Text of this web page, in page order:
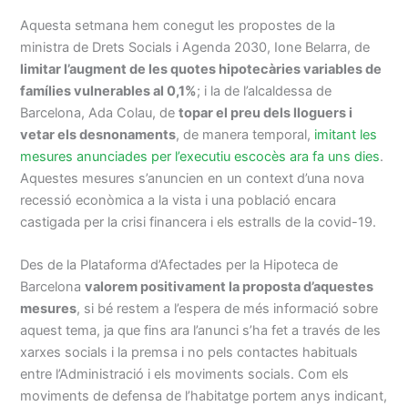
Aquesta setmana hem conegut les propostes de la
ministra de Drets Socials i Agenda 2030, Ione Belarra, de
limitar l’augment de les quotes hipotecàries variables de
famílies vulnerables al 0,1%; i la de l’alcaldessa de
Barcelona, Ada Colau, detopar el preu dels lloguers i
vetar els desnonaments, de manera temporal, imitant les
mesures anunciades per l’executiu escocès ara fa uns dies.
Aquestes mesures s’anuncien en un context d’una nova
recessió econòmica a la vista i una població encara
castigada per la crisi financera i els estralls de la covid-19.
Des de la Plataforma d’Afectades per la Hipoteca de
Barcelonavalorem positivament la proposta d’aquestes
mesures, si bé restem a l’espera de més informació sobre
aquest tema, ja que fins ara l’anunci s’ha fet a través de les
xarxes socials i la premsa i no pels contactes habituals
entre l’Administració i els moviments socials. Com els
moviments de defensa de l’habitatge portem anys indicant,